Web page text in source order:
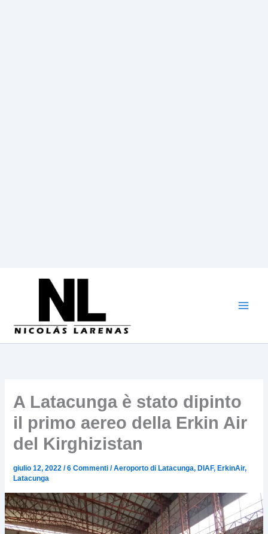
A Latacunga è stato dipinto
il primo aereo della Erkin Air
del Kirghizistan
giulio 12, 2022/6 Commenti /Aeroporto di Latacunga, DIAF, ErkinAir,
Latacunga